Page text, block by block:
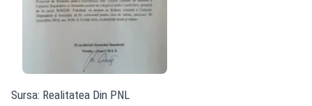
Sursa: Realitatea Din PNL